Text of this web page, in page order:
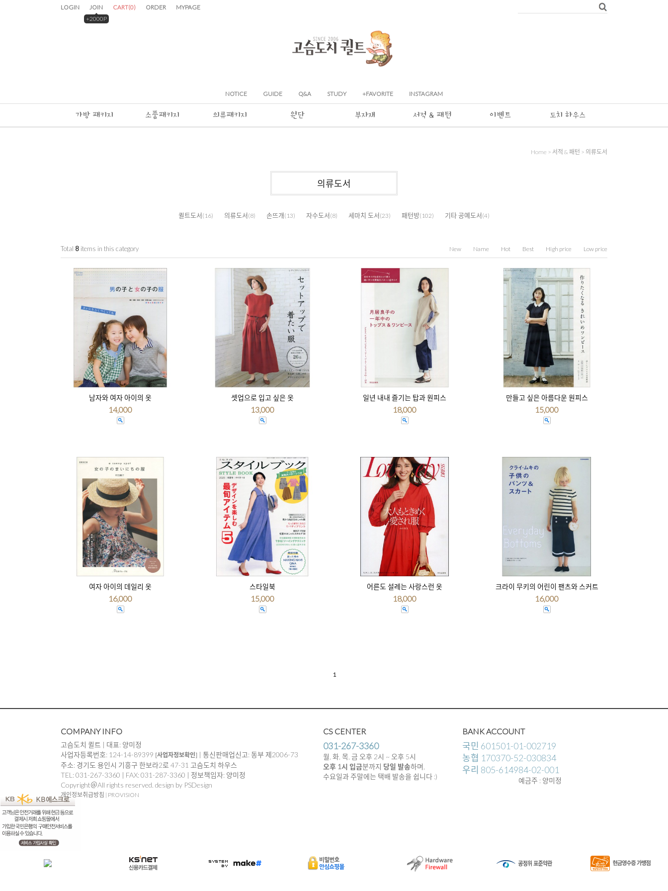
LOGIN
JOIN
+2000P
CART(0) ORDER MYPAGE
NOTICE GUIDE Q&A STUDY +FAVORITE INSTAGRAM
가방 패키지 소품패키지 의류패키지 원단 부자재 서적 & 패턴 이벤트 도치 하우스
Home > 서적 & 패턴 > 의류도서
의류도서
퀼트도서 (16) 의류도서 (8) 손뜨개(13) 자수도서 (8) 세마치 도서 (23) 패턴방(102) 기타 공예도서 (4)
Total 8 items in this category New Name Hot Best High price Low price
남자와 여자 아이의 옷
14,000
셋업으로 입고 싶은 옷
13,000
일년 내내 즐기는 탑과 원피스
18,000
만들고 싶은 아름다운 원피스
15,000
여자 아이의 데일리 옷
16,000
스타일북
15,000
어른도 설레는 사랑스런 옷
18,000
크라이 무키의 어린이 팬츠와 스커트
16,000
1
COMPANY INFO
고슴도치 퀼트 | 대표: 양미정
사업자등록번호: 124-14-89399 [사업자정보확인] | 통신판매업신고: 동부 제2006-73
주소: 경기도 용인시 기흥구 한보라2로 47-31 고슴도치 하우스
TEL: 031-267-3360 | FAX: 031-287-3360 | 정보책임자: 양미정
Copyright＠All rights reserved. design by PSDesign
CS CENTER
031-267-3360
월, 화, 목, 금 오후 2시 ~ 오후 5시
오후 1시 입금분까지 당일 발송하며,
수요일과 주말에는 택배 발송을 쉽니다 :)
BANK ACCOUNT
국민 601501-01-002719
농협 170370-52-030834
우리 805-614984-02-001
예금주 : 양미정
개인정보취급방침 | PROVISION